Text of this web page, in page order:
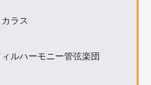
ラス
ルハーモニー管弦楽団